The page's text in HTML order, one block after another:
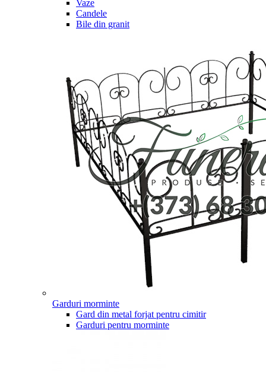
Vaze
Candele
Bile din granit
Garduri morminte
Gard din metal forjat pentru cimitir
Garduri pentru morminte